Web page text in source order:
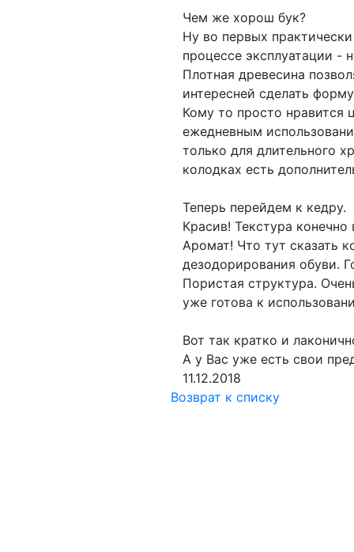
Чем же хорош бук?
Ну во первых
процессе эксплуатации -
Плотная древесина
интересней сделать
Кому то просто нравится
ежедневным
только для длительного
колодках есть
Теперь перейдем к кедру.
Красив! Текстура
Аромат! Что тут сказать
дезодорирования обуви.
Пористая структура.
уже готова к
Вот так кратко и
А у Вас уже есть свои
11.12.2018
Возврат к списку